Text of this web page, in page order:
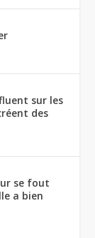
sur les
des
se fout
a bien